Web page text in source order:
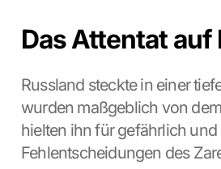
Das Attentat auf
Russland steckte in einer
wurden maßgeblich von
hielten ihn für gefährlich
Fehlentscheidungen des
l
d
i
n
g
o